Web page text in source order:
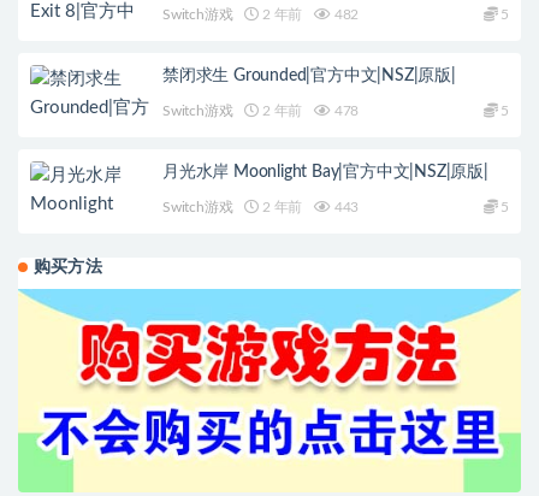
Switch游戏 2 年前 482 5
禁闭求生 Grounded|官方中文|NSZ|原版|
Switch游戏 2 年前 478 5
月光水岸 Moonlight Bay|官方中文|NSZ|原版|
Switch游戏 2 年前 443 5
购买方法